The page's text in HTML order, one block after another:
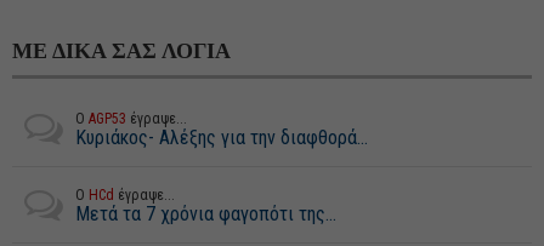
ΜΕ ΔΙΚΑ ΣΑΣ ΛΟΓΙΑ
Ο AGP53 έγραψε...
Κυριάκος- Αλέξης για την διαφθορά...
Ο HCd έγραψε...
Μετά τα 7 χρόνια φαγοπότι της...